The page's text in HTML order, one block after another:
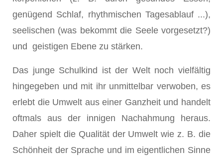
genügend Schlaf, rhythmischen Tagesablauf ...),
seelischen (was bekommt die Seele vorgesetzt?)
und geistigen Ebene zu stärken.
Das junge Schulkind ist der Welt noch vielfältig
hingegeben und mit ihr unmittelbar verwoben, es
erlebt die Umwelt aus einer Ganzheit und handelt
oftmals aus der innigen Nachahmung heraus.
Daher spielt die Qualität der Umwelt wie z. B. die
Schönheit der Sprache und im eigentlichen Sinne